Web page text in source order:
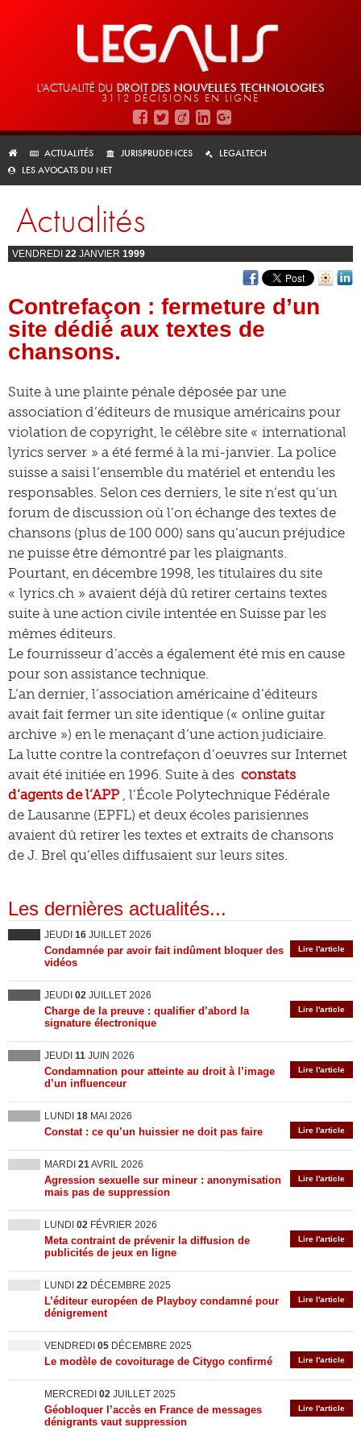
L'ACTUALITÉ DU DROIT DES NOUVELLES TECHNOLOGIES
3112 DÉCISIONS EN LIGNE
ACTUALITÉS JURISPRUDENCES
LEGALTECH
LES AVOCATS DU NET
Actualités
VENDREDI 22 JANVIER 1999
Contrefaçon : fermeture d’un
site dédié aux textes de
chansons.
Suite à une plainte pénale déposée par une
association d’éditeurs de musique américains pour
violation de copyright, le célèbre site « international
lyrics server » a été fermé à la mi-janvier. La police
suisse a saisi l’ensemble du matériel et entendu les
responsables. Selon ces derniers, le site n’est qu’un
forum de discussion où l’on échange des textes de
chansons (plus de 100 000) sans qu’aucun préjudice
ne puisse être démontré par les plaignants.
Pourtant, en décembre 1998, les titulaires du site
« lyrics.ch » avaient déjà dû retirer certains textes
suite à une action civile intentée en Suisse par les
mêmes éditeurs.
Le fournisseur d’accès a également été mis en cause
pour son assistance technique.
L’an dernier, l’association américaine d’éditeurs
avait fait fermer un site identique (« online guitar
archive ») en le menaçant d’une action judiciaire.
La lutte contre la contrefaçon d’oeuvres sur Internet
avait été initiée en 1996. Suite à des constats
d’agents de l’APP , l’École Polytechnique Fédérale
de Lausanne (EPFL) et deux écoles parisiennes
avaient dû retirer les textes et extraits de chansons
de J. Brel qu’elles diffusaient sur leurs sites.
Les dernières actualités...
JEUDI 16 JUILLET 2026
Lire l'article
Condamnée par avoir fait indûment bloquer des
vidéos
JEUDI 02 JUILLET 2026
Lire l'article
Charge de la preuve : qualifier d’abord la
signature électronique
JEUDI 11 JUIN 2026
Lire l'article
Condamnation pour atteinte au droit à l’image
d’un influenceur
LUNDI 18 MAI 2026
Lire l'article
Constat : ce qu’un huissier ne doit pas faire
MARDI 21AVRIL 2026
Lire l'article
Agression sexuelle sur mineur : anonymisation
mais pas de suppression
LUNDI 02 FÉVRIER 2026
Lire l'article
Meta contraint de prévenir la diffusion de
publicités de jeux en ligne
LUNDI 22 DÉCEMBRE 2025
Lire l'article
L’éditeur européen de Playboy condamné pour
dénigrement
VENDREDI 05 DÉCEMBRE 2025
Lire l'article
Le modèle de covoiturage de Citygo confirmé
MERCREDI 02 JUILLET 2025
Lire l'article
Géobloquer l’accès en France de messages
dénigrants vaut suppression